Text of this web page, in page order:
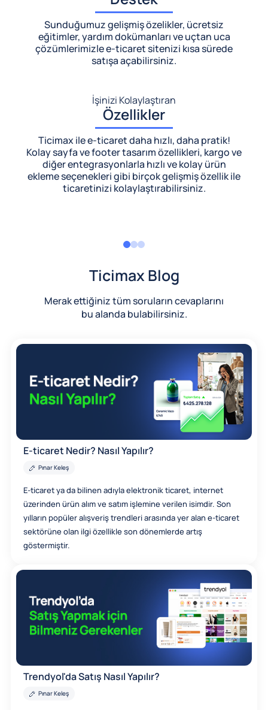
Sunduğumuz gelişmiş özelikler, ücretsiz
eğitimler, yardım dokümanları ve uçtan uca
çözümlerimizlee-ticaret sitenizi kısa sürede
satışa açabilirsiniz.
İşinizi Kolaylaştıran
Özellikler
Ticimax ile e-ticaret daha hızlı, daha pratik!
Kolay sayfa ve footer tasarım özellikleri, kargo ve
diğer entegrasyonlarla hızlı ve kolay ürün
ekleme seçenekleri gibi birçok gelişmiş özellik ile
ticaretinizi kolaylaştırabilirsiniz.
Ticimax Blog
Merak ettiğiniz tüm soruların cevaplarını
bu alanda bulabilirsiniz.
E-ticaret Nedir? Nasıl Yapılır?
Pınar Keleş
E-ticaret ya da bilinen adıyla elektronik ticaret, internet
üzerinden ürün alım ve satım işlemine verilen isimdir. Son
yılların popüler alışveriş trendleri arasında yer alan e-ticaret
sektörüne olan ilgi özellikle son dönemlerde artış
göstermiştir.
Trendyol'da Satış Nasıl Yapılır?
Pınar Keleş